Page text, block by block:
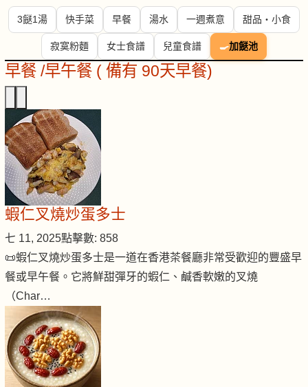
3餸1湯 快手菜 早餐 湯水 一週煮意 甜品・小食
寂寞粉麵 女士食譜 兒童食譜 🍳加餸池
早餐 /早午餐 ( 備有 90天早餐)
蝦仁叉燒炒蛋多士
七 11, 2025點擊數: 858
📜蝦仁叉燒炒蛋多士是一道在香港茶餐廳非常受歡迎的豐盛早
餐或早午餐。它將鮮甜彈牙的蝦仁、鹹香軟嫩的叉燒
（Char…